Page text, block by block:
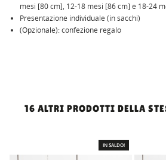
mesi [80 cm], 12-18 mesi [86 cm] e 18-24
Presentazione individuale (in sacchi)
(Opzionale): confezione regalo
16 ALTRI PRODOTTI DELLA
IN SALDO!